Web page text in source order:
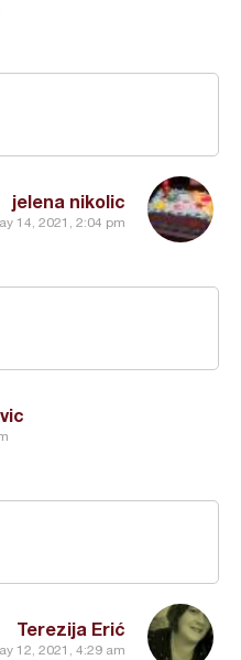
jelena nikolic
14, 2021, 2:04 pm
Terezija Erić
12, 2021, 4:29 am